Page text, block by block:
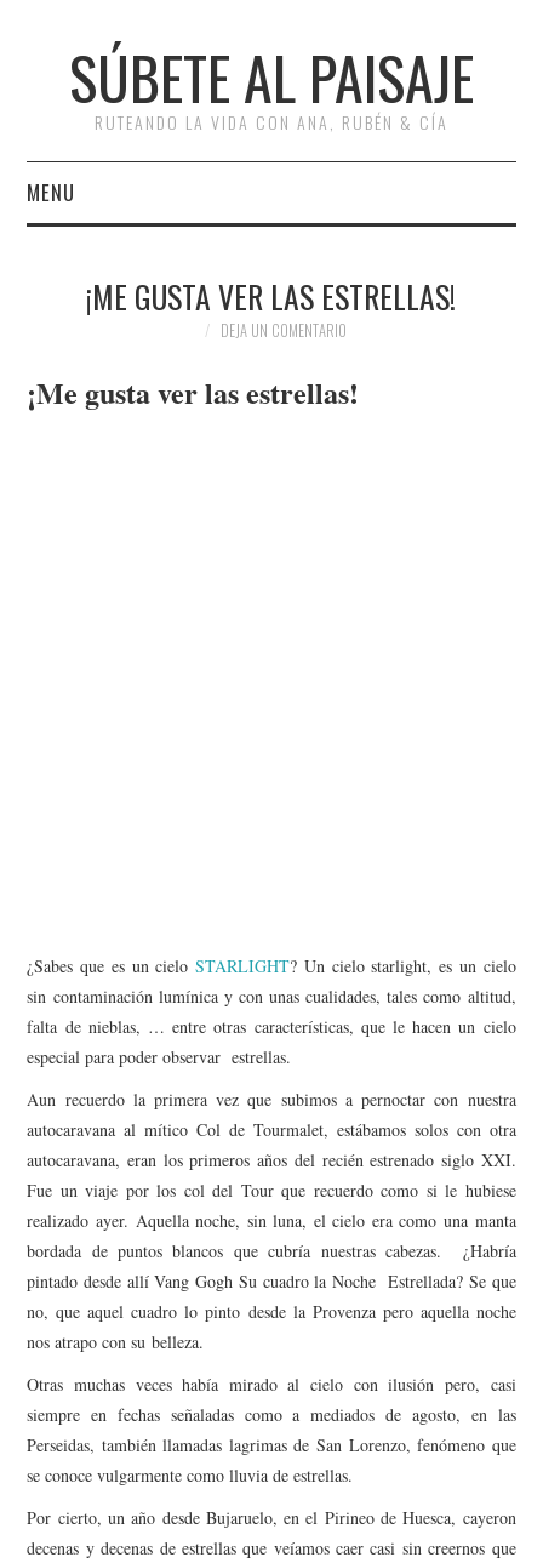
SÚBETE AL PAISAJE
RUTEANDO LA VIDA CON ANA, RUBÉN & CÍA
MENU
RUTAS¡ME GUSTA VER LAS ESTRELLAS!
DEJA UN COMENTARIO
¡Me gusta ver las estrellas!
¿Sabes que es un cieloSTARLIGHT? Un cielo starlight, es un cielo
sin contaminación lumínica y con unas cualidades, tales como altitud,
falta de nieblas, … entre otras características, que le hacen un cielo
especial para poder observar estrellas.
Aun recuerdo la primera vez que subimos a pernoctarcon nuestra
autocaravana al mítico Col de Tourmalet, estábamos solos con otra
autocaravana,eran los primeros años del recién estrenado siglo XXI.
Fue un viaje por los col del Tour que recuerdo como si le hubiese
realizado ayer. Aquella noche, sin luna, el cielo era como una manta
bordada de puntos blancos que cubría nuestras cabezas. ¿Habría
pintado desde allí Vang Gogh Su cuadro la Noche Estrellada? Se que
no, que aquel cuadro lo pinto desde la Provenza pero aquella noche
nos atrapo con subelleza.
Otras muchas veces había mirado al cielo con ilusión pero, casi
siempre en fechas señaladas como a mediados de agosto, en las
Perseidas, también llamadas lagrimas de San Lorenzo, fenómeno que
se conoce vulgarmente como lluvia de estrellas.
Por cierto, un año desde Bujaruelo, en el Pirineo de Huesca, cayeron
decenas y decenas de estrellas que veíamos caer casi sin creernos que